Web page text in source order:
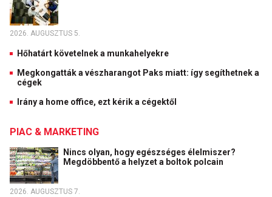
2026. AUGUSZTUS 5.
Hőhatárt követelnek a munkahelyekre
Megkongatták a vészharangot Paks miatt: így segíthetnek a
cégek
Irány a home office, ezt kérik a cégektől
PIAC & MARKETING
Nincs olyan, hogy egészséges élelmiszer?
Megdöbbentő a helyzet a boltok polcain
2026. AUGUSZTUS 7.